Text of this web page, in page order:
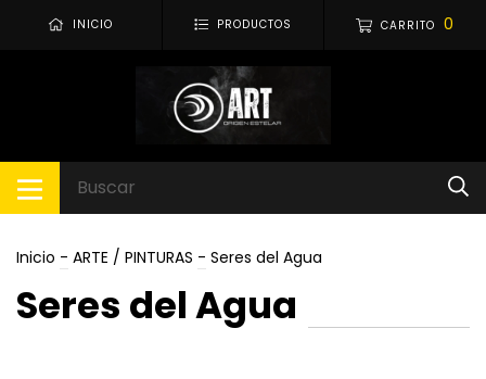
INICIO PRODUCTOS CARRITO 0
Inicio - ARTE / PINTURAS - Seres del Agua
Seres del Agua